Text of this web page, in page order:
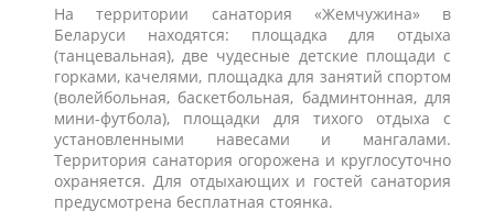
благотворное влияние на организм, именно по
этой причине санаторий появился недалеко от
мест ее образования. Широкое применение на
всем протяжении лечения бальнеологических
процедур позволяет персоналу санатория
достигать небывалых успехов в лечении самого
широкого спектра заболеваний. Здесь также часто
используют и целебные свойства природных
грязевых источников.
На территории санатория «Жемчужина» в
Беларуси находятся: площадка для отдыха
(танцевальная), две чудесные детские площади с
горками, качелями, площадка для занятий спортом
(волейбольная, баскетбольная, бадминтонная, для
мини-футбола), площадки для тихого отдыха с
установленными навесами и мангалами.
Территория санатория огорожена и круглосуточно
охраняется. Для отдыхающих и гостей санатория
предусмотрена бесплатная стоянка.